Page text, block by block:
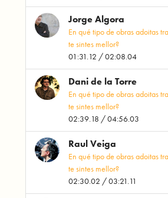
Jorge Algora
En qué tipo de obras adoitas
te sintes mellor?
01:31.12 / 02:08.04
Dani de la Torre
En qué tipo de obras adoitas
te sintes mellor?
02:39.18 / 04:56.03
Raul Veiga
En qué tipo de obras adoitas
te sintes mellor?
02:30.02 / 03:21.11